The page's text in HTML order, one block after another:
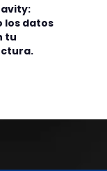
los datos
tu